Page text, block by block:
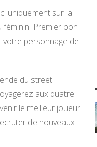
uniquement sur la
Premier bon
votre personnage de
du street
aux quatre
le meilleur joueur
de nouveaux